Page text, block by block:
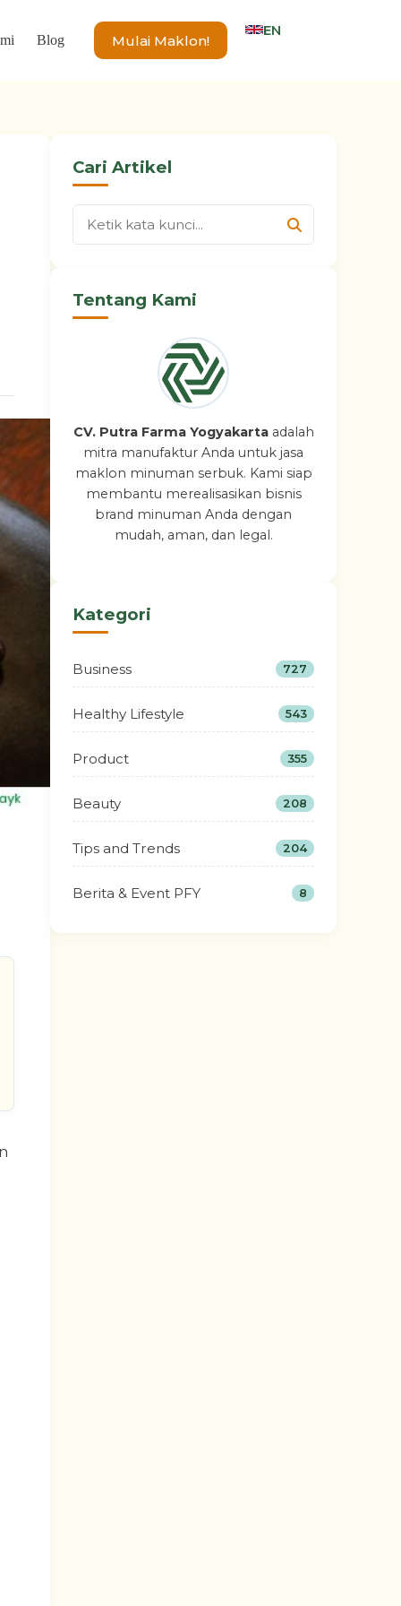
Blog Mulai Maklon!
EN
Cari Artikel
Tentang Kami
CV. Putra Farma Yogyakartaadalah
mitra manufaktur Anda untuk jasa
maklon minuman serbuk. Kami siap
membantu merealisasikan bisnis
brand minuman Anda dengan
mudah, aman, dan legal.
Kategori
Business 727
Healthy Lifestyle 543
Product 355
Beauty 208
Tips and Trends 204
Berita & Event PFY 8